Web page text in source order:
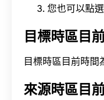
您也可以點
目標時區目
目標時區目前時
來源時區目